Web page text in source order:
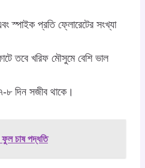
স্পাইক প্রতি ফ্লোরেটের সংখ্যা
তবে খরিফ মৌসুমে বেশি ভাল
৮ দিন সজীব থাকে।
ফুল চাষ পদ্ধতি